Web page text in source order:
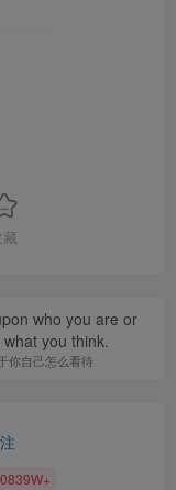
藏
who you are or
you think.
你自己怎么看待